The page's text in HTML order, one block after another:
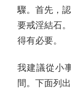
驟。首先，
要戒淫結石
得有必要。
我建議從小
間。下面列